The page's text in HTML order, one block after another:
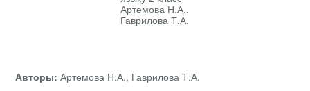
Авторы: Артемова Н.А., Гаврилова Т.А.